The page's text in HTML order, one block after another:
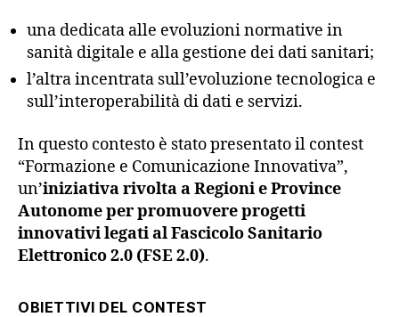
una dedicata alle evoluzioni normative in
sanità digitale e alla gestione dei dati sanitari;
l’altra incentrata sull’evoluzione tecnologica e
sull’interoperabilità di dati e servizi.
In questo contesto è stato presentato il contest
“Formazione e Comunicazione Innovativa”,
un’iniziativa rivolta a Regioni e Province
Autonome per promuovere progetti
innovativi legati al Fascicolo Sanitario
Elettronico 2.0 (FSE 2.0).
OBIETTIVI DEL CONTEST